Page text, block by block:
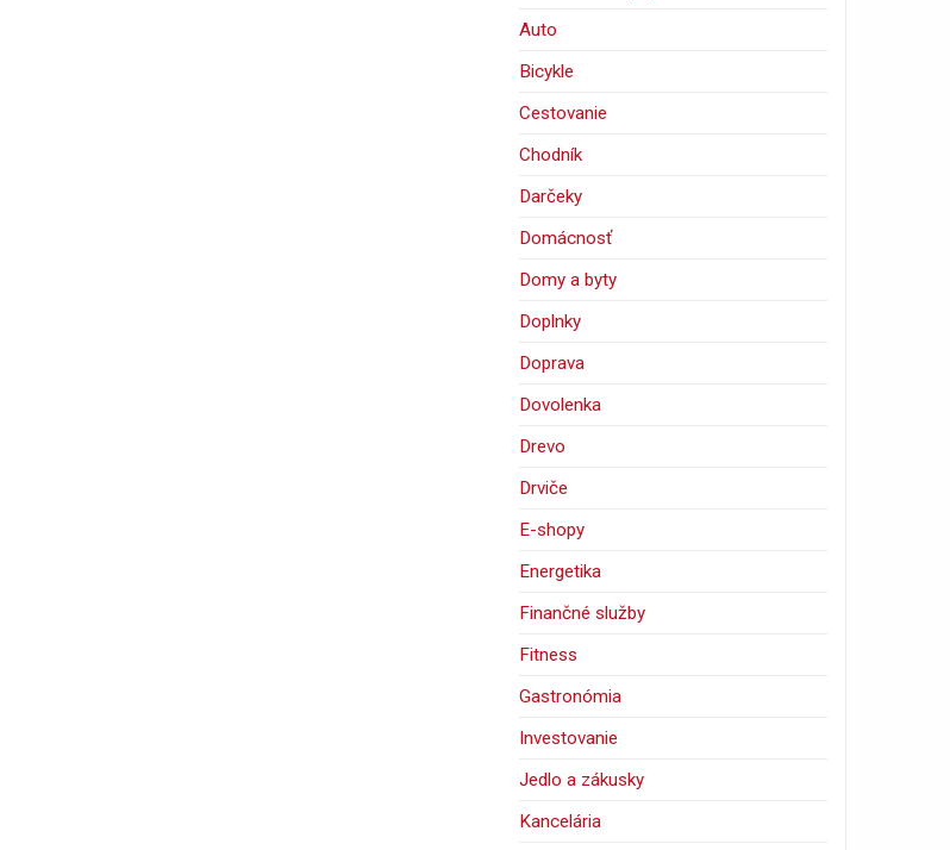
Auto
Bicykle
Cestovanie
Chodník
Darčeky
Domácnosť
Domy a byty
Doplnky
Doprava
Dovolenka
Drevo
Drviče
E-shopy
Energetika
Finančné služby
Fitness
Gastronómia
Investovanie
Jedlo a zákusky
Kancelária